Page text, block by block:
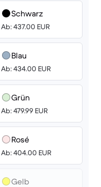
Schwarz
Ab: 437.00 EUR
Blau
Ab: 434.00 EUR
Grün
Ab: 479.99 EUR
Rosé
Ab: 404.00 EUR
Gelb